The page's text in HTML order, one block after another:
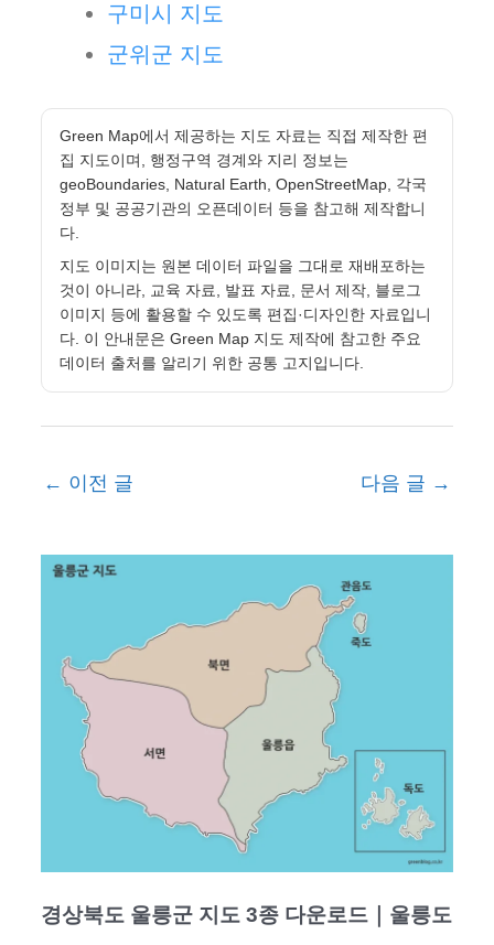
구미시 지도
군위군 지도
Green Map에서 제공하는 지도 자료는 직접 제작한 편
집 지도이며, 행정구역 경계와 지리 정보는
geoBoundaries, Natural Earth, OpenStreetMap, 각국
정부 및 공공기관의 오픈데이터 등을 참고해 제작합니
다.
지도 이미지는 원본 데이터 파일을 그대로 재배포하는
것이 아니라, 교육 자료, 발표 자료, 문서 제작, 블로그
이미지 등에 활용할 수 있도록 편집·디자인한 자료입니
다. 이 안내문은 Green Map 지도 제작에 참고한 주요
데이터 출처를 알리기 위한 공통 고지입니다.
← 이전 글 다음 글 →
경상북도 울릉군 지도 3종 다운로드｜울릉도